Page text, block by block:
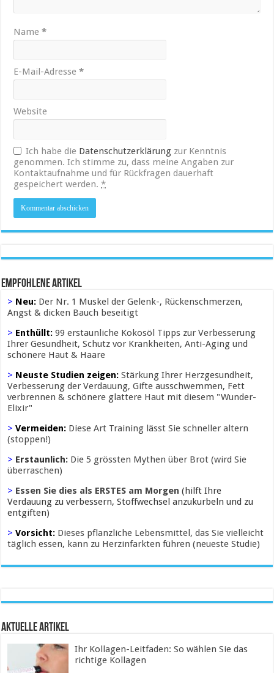
Name*
E-Mail-Adresse*
Website
Ich habe die Datenschutzerklärung zur Kenntnis
genommen. Ich stimme zu, dass meine Angaben zur
Kontaktaufnahme und für Rückfragen dauerhaft
gespeichert werden.*
Empfohlene Artikel
> Neu: Der Nr. 1 Muskel der Gelenk-, Rückenschmerzen,
Angst & dicken Bauch beseitigt
> Enthüllt:99 erstaunliche Kokosöl Tipps zur Verbesserung
Ihrer Gesundheit, Schutz vor Krankheiten, Anti-Aging und
schönere Haut & Haare
> Neuste Studien zeigen:Stärkung Ihrer Herzgesundheit,
Verbesserung der Verdauung, Gifte ausschwemmen, Fett
verbrennen & schönere glattere Haut mit diesem "Wunder-
Elixir"
> Vermeiden: Diese Art Training lässt Sie schneller altern
(stoppen!)
> Erstaunlich: Die 5 grössten Mythen über Brot (wird Sie
überraschen)
> Essen Sie dies als ERSTES am Morgen (hilft Ihre
Verdauung zu verbessern, Stoffwechsel anzukurbeln und zu
entgiften)
> Vorsicht: Dieses pflanzliche Lebensmittel, das Sie vielleicht
täglich essen, kann zu Herzinfarkten führen (neueste Studie)
Aktuelle Artikel
Ihr Kollagen-Leitfaden: So wählen Sie das
richtige Kollagen